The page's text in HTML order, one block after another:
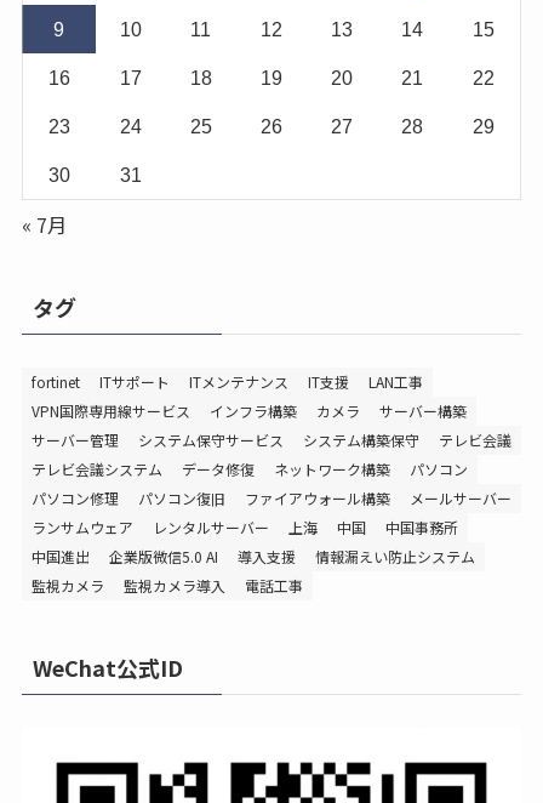
9 10 11 12 13 14 15
16 17 18 19 20 21 22
23 24 25 26 27 28 29
30 31
« 7月
タグ
fortinet ITサポート ITメンテナンス IT支援
LAN工事
VPN国際専用線サービス
インフラ構築 カメラ
サーバー構築
サーバー管理
システム保守サービス システム構築保守
テレビ会議
テレビ会議システム
データ修復 ネットワーク構築
パソコン
パソコン修理
パソコン復旧 ファイアウォール構築
メールサーバー
ランサムウェア
レンタルサーバー 上海 中国
中国事務所
中国進出
企業版微信5.0 AI 導入支援
情報漏えい防止システム
監視カメラ
監視カメラ導入 電話工事
WeChat公式ID